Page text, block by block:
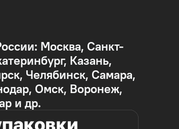
Москва, Санкт-
Казань,
Челябинск, Самара,
Омск, Воронеж,
и др.